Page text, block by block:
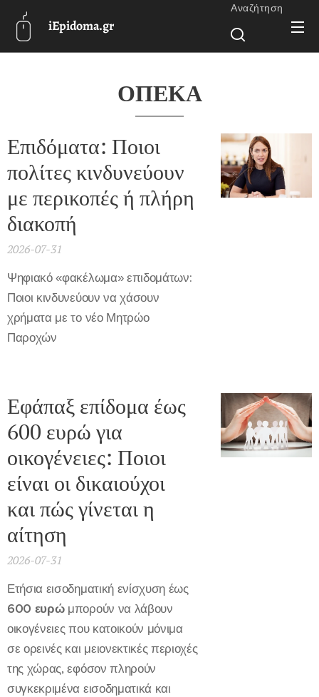
iEpidoma.gr
Αναζήτηση
ΟΠΕΚΑ
Επιδόματα: Ποιοι
πολίτες κινδυνεύουν
με περικοπές ή πλήρη
διακοπή
2026-07-31
Ψηφιακό «φακέλωμα» επιδομάτων:
Ποιοι κινδυνεύουν να χάσουν
χρήματα με το νέο Μητρώο
Παροχών
Εφάπαξ επίδομα έως
600 ευρώ για
οικογένειες: Ποιοι
είναι οι δικαιούχοι
και πώς γίνεται η
αίτηση
2026-07-31
Ετήσια εισοδηματική ενίσχυση έως
600 ευρώμπορούν να λάβουν
οικογένειες που κατοικούν μόνιμα
σε ορεινές και μειονεκτικές περιοχές
της χώρας, εφόσον πληρούν
συγκεκριμένα εισοδηματικά και